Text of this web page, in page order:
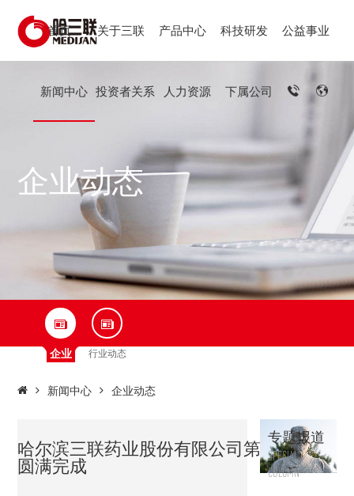
首页 关于三联 产品中心 科技研发 公益事业
新闻中心 投资者关系 人力资源 下属公司
企业动态
企业
动态
行业动态
新闻中心 企业动态
哈尔滨三联药业股份有限公司第三届董事
圆满完成
专题报道
SPECIAL
COLUMN